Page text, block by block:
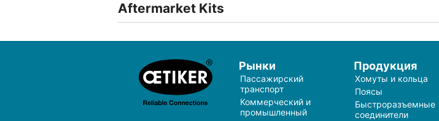
Aftermarket Kits
Рынки
Пассажирский
транспорт
Коммерческий и
промышленный
Продукция
Хомуты и кольца
Поясы
Быстроразъемные
соединители